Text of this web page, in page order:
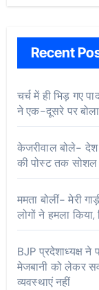
Recent
चर्च में ही भिड़ गए
ने एक-दूसरे पर
केजरीवाल बोले- देश
की पोस्ट तक सोशल
ममता बोलीं- मेरी
लोगों ने हमला
BJP प्रदेशाध्यक्ष
मेजबानी को लेकर
व्यवस्थाएं नहीं